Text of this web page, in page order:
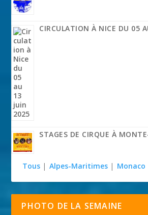
CIRCULATION À NICE DU 05
STAGES DE CIRQUE À
Tous | Alpes-Maritimes | Monaco
PHOTO DE LA SEMAINE